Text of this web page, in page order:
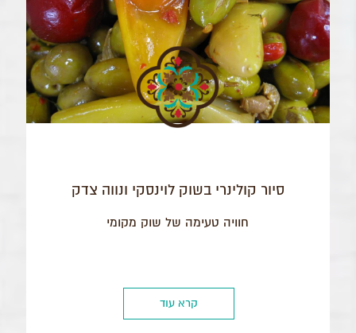
סיור קולינרי בשוק לוינסקי ונווה צדק
חוויה טעימה של שוק מקומי
קרא עוד